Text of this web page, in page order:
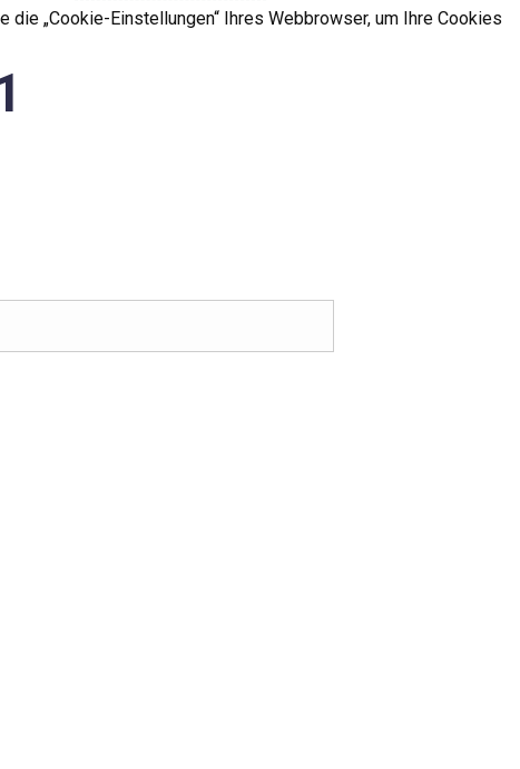
„Cookie-Einstellungen“ Ihres Webbrowser, um Ihre Cookies